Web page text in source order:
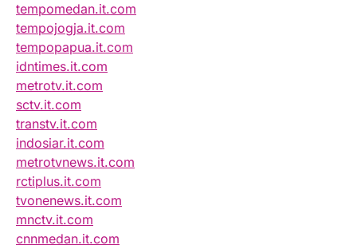
tempomedan.it.com
tempojogja.it.com
tempopapua.it.com
idntimes.it.com
metrotv.it.com
sctv.it.com
transtv.it.com
indosiar.it.com
metrotvnews.it.com
rctiplus.it.com
tvonenews.it.com
mnctv.it.com
cnnmedan.it.com